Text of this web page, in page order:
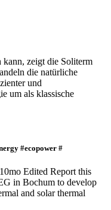
kann, zeigt die Soliterm
die natürliche
und
um als klassische
#ecopower #
Edited Report this
in Bochum to develop
and solar thermal